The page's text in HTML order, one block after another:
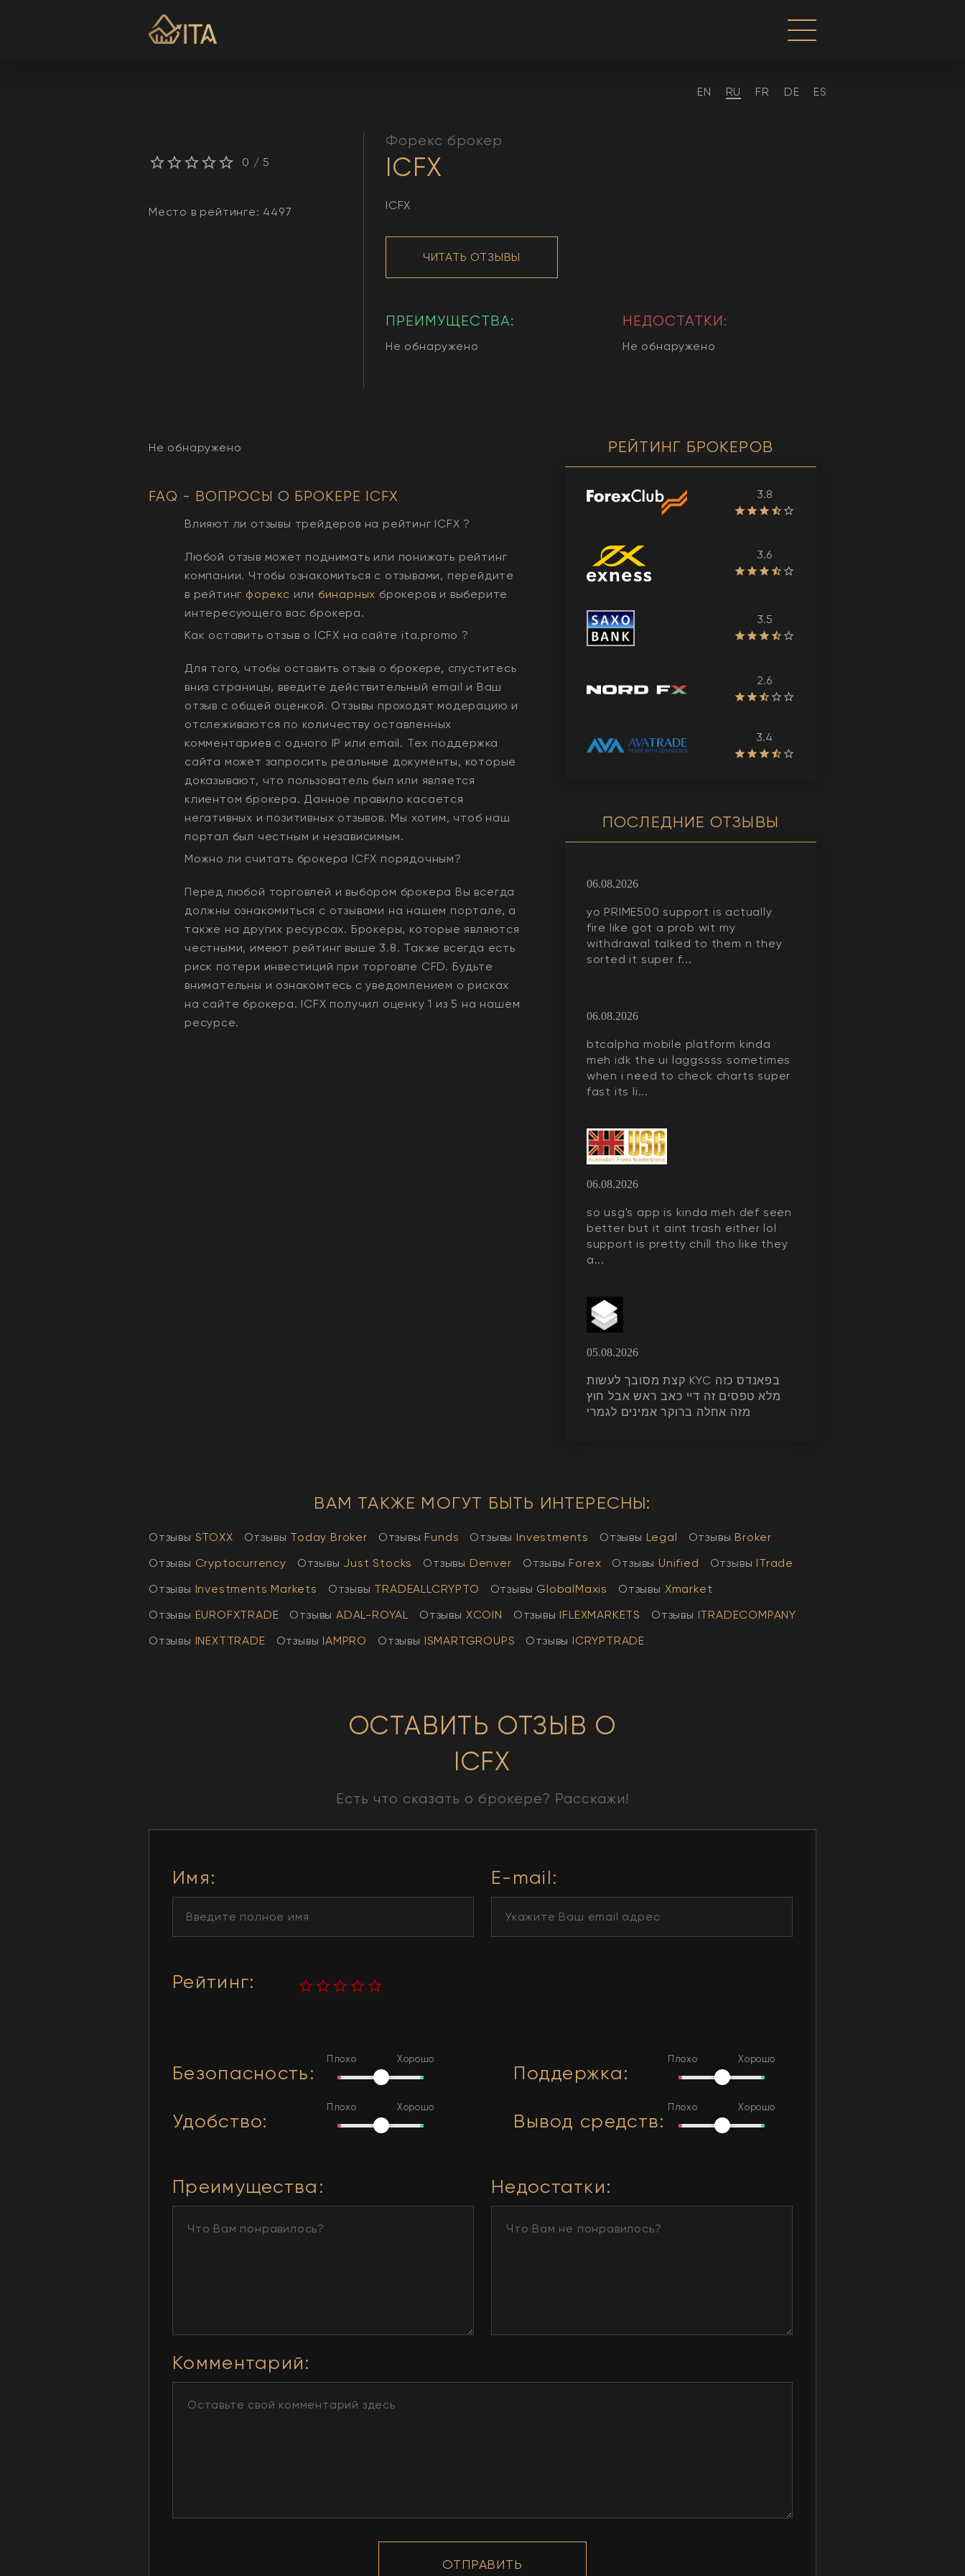
EN RU FR DE ES
0 / 5
Место в рейтинге: 4497
Форекс брокер
ICFX
ICFX
ЧИТАТЬ ОТЗЫВЫ
ПРЕИМУЩЕСТВА:
Не обнаружено
НЕДОСТАТКИ:
Не обнаружено
Не обнаружено
FAQ - ВОПРОСЫ О БРОКЕРЕ ICFX
Влияют ли отзывы трейдеров на рейтинг ICFX ?
Любой отзыв может поднимать или понижать рейтинг
компании. Чтобы ознакомиться с отзывами, перейдите
в рейтинг форекс или бинарных брокеров и выберите
интересующего вас брокера.
Как оставить отзыв о ICFX на сайте ita.promo ?
Для того, чтобы оставить отзыв о брокере, спуститесь
вниз страницы, введите действительный email и Ваш
отзыв с общей оценкой. Отзывы проходят модерацию и
отслеживаются по количеству оставленных
комментариев с одного IP или email. Тех поддержка
сайта может запросить реальные документы, которые
доказывают, что пользователь был или является
клиентом брокера. Данное правило касается
негативных и позитивных отзывов. Мы хотим, чтоб наш
портал был честным и независимым.
Можно ли считать брокера ICFX порядочным?
Перед любой торговлей и выбором брокера Вы всегда
должны ознакомиться с отзывами на нашем портале, а
также на других ресурсах. Брокеры, которые являются
честными, имеют рейтинг выше 3.8. Также всегда еcть
риск потери инвестиций при торговле CFD. Будьте
внимательны и ознакомтесь с уведомлением о рисках
на сайте брокера. ICFX получил оценку1 из 5 на нашем
ресурсе.
РЕЙТИНГ БРОКЕРОВ
3.8
3.6
3.5
2.6
3.4
ПОСЛЕДНИЕ ОТЗЫВЫ
06.08.2026
yo PRIME500 support is actually
fire like got a prob wit my
withdrawal talked to them n they
sorted it super f...
06.08.2026
btcalpha mobile platform kinda
meh idk the ui laggssss sometimes
when i need to check charts super
fast its li...
06.08.2026
so usg's app is kinda meh def seen
better but it aint trash either lol
support is pretty chill tho like they
a...
05.08.2026
קצת מסובך לעשות KYC בפאנדס כזה
מלא טפסים זה דיי כאב ראש אבל חוץ
מזה אחלה ברוקר אמינים לגמרי
ВАМ ТАКЖЕ МОГУТ БЫТЬ ИНТЕРЕСНЫ:
Отзывы STOXX Отзывы Today Broker Отзывы Funds Отзывы Investments Отзывы Legal Отзывы Broker
Отзывы Cryptocurrency Отзывы Just Stocks Отзывы Denver Отзывы Forex Отзывы Unified Отзывы ITrade
Отзывы Investments Markets Отзывы TRADEALLCRYPTO Отзывы GlobalMaxis Отзывы Xmarket
Отзывы EUROFXTRADE Отзывы АDAL-ROYAL Отзывы XCOIN Отзывы IFLEXMARKETS Отзывы ITRADECOMPANY
Отзывы INEXTTRADE Отзывы IAMPRO Отзывы ISMARTGROUPS Отзывы ICRYPTRADE
ОСТАВИТЬ ОТЗЫВ О
ICFX
Есть что сказать о брокере? Расскажи!
Имя: E-mail:
Рейтинг:
Безопасность:
Плохо Хорошо
Поддержка:
Плохо Хорошо
Удобство:
Плохо Хорошо
Вывод средств:
Плохо Хорошо
Преимущества : Недостатки:
Комментарий:
ОТПРАВИТЬ